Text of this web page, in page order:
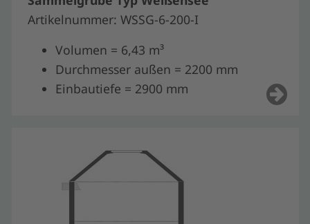
Artikelnummer: WSSG-6-200-I
Volumen = 6,43 m³
Durchmesser außen = 2200 mm
Einbautiefe = 2900 mm